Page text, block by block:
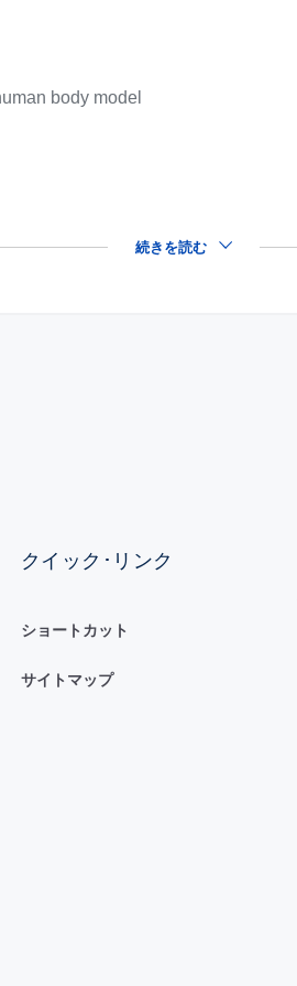
body model
続きを読む
クイック･リンク
ショートカット
サイトマップ